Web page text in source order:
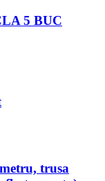
5 BUC
trusa